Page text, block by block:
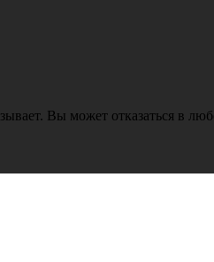
Вы может отказаться в